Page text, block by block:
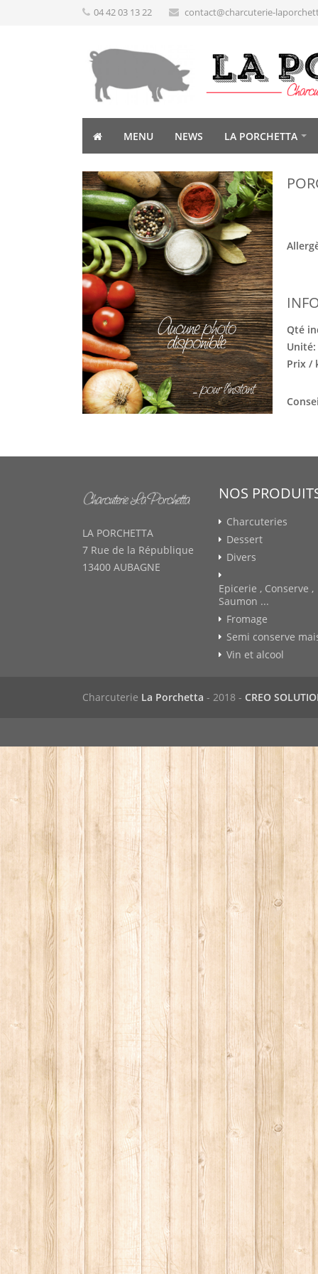
04 42 03 13 22 contact@charcuterie-
MENU NEWS LA PORCHETTA
Qté
Unité:
Prix /
LA PORCHETTA
7 Rue de la République
13400 AUBAGNE
NOS
Charcuteries
Dessert
Divers
Epicerie , Conserve ,
Saumon ...
Fromage
Semi conserve
Vin et alcool
Charcuterie La Porchetta - 2018 - CREO